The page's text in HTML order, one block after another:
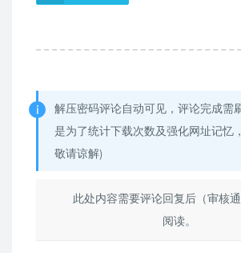
解压密码评论自动可见，评论完成需
是为了统计下载次数及强化网址记忆
敬请谅解)
此处内容需要评论回复后（审核
阅读。